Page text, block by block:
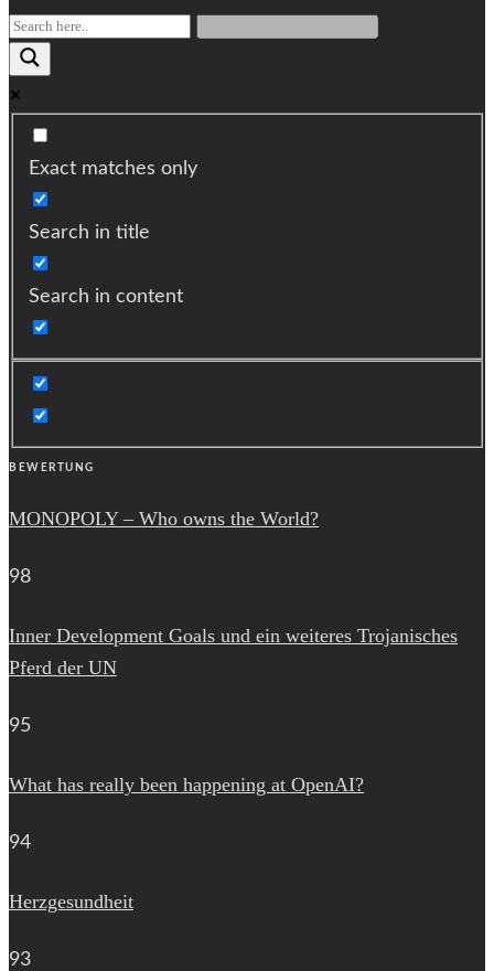
Exact matches only
Search in title
Search in content
BEWERTUNG
MONOPOLY – Who owns the World?
98
Inner Development Goals und ein weiteres Trojanisches
Pferd der UN
95
What has really been happening at OpenAI?
94
Herzgesundheit
93